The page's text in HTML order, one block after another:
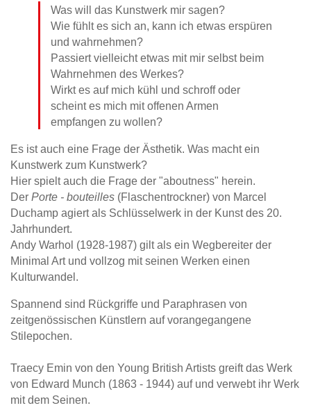
Was will das Kunstwerk mir sagen?
Wie fühlt es sich an, kann ich etwas erspüren
und wahrnehmen?
Passiert vielleicht etwas mit mir selbst beim
Wahrnehmen des Werkes?
Wirkt es auf mich kühl und schroff oder
scheint es mich mit offenen Armen
empfangen zu wollen?
Es ist auch eine Frage der Ästhetik. Was macht ein
Kunstwerk zum Kunstwerk?
Hier spielt auch die Frage der "aboutness" herein.
DerPorte - bouteilles (Flaschentrockner) von Marcel
Duchamp agiert als Schlüsselwerk in der Kunst des 20.
Jahrhundert.
Andy Warhol (1928-1987) gilt als ein Wegbereiter der
Minimal Art und vollzog mit seinen Werken einen
Kulturwandel.
Spannend sind Rückgriffe und Paraphrasen von
zeitgenössischen Künstlern auf vorangegangene
Stilepochen.
Traecy Emin von den Young British Artists greift das Werk
von Edward Munch (1863 - 1944) auf und verwebt ihr Werk
mit dem Seinen.